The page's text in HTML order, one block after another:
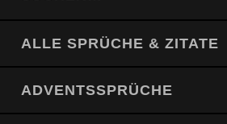
ALLE SPRÜCHE & ZITATE
ADVENTSSPRÜCHE